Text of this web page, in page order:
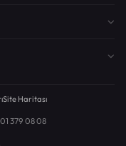
Site Haritası
379 08 08